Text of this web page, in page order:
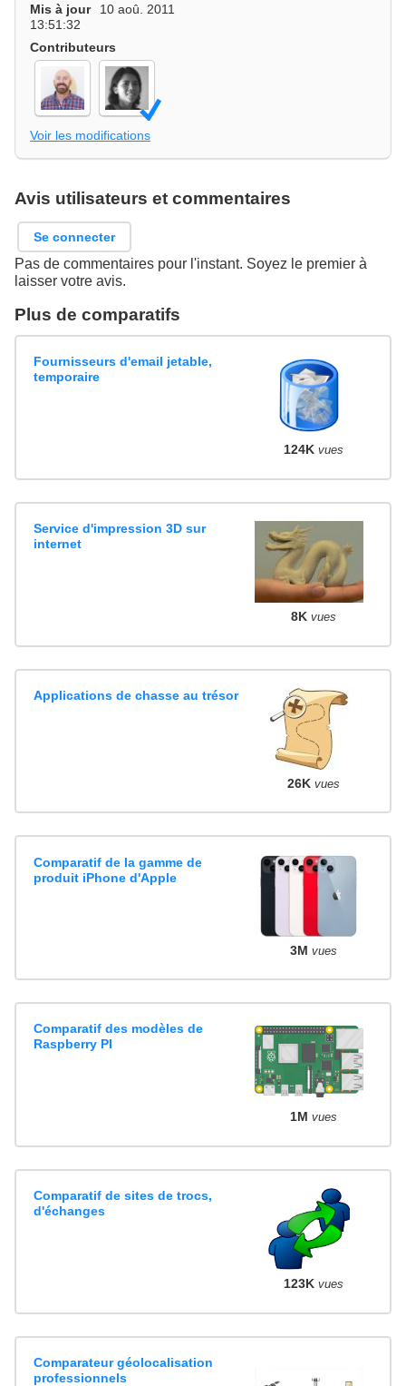
Mis à jour
10 aoû. 2011
13:51:32
Contributeurs
Voir les modifications
Avis utilisateurs et commentaires
Se connecter
Pas de commentaires pour l'instant. Soyez le premier à
laisser votre avis.
Plus de comparatifs
Fournisseurs d'email jetable,
temporaire
124K vues
Service d'impression 3D sur
internet
8K vues
Applications de chasse au trésor
26K vues
Comparatif de la gamme de
produit iPhone d'Apple
3M vues
Comparatif des modèles de
Raspberry PI
1M vues
Comparatif de sites de trocs,
d'échanges
123K vues
Comparateur géolocalisation
professionnels